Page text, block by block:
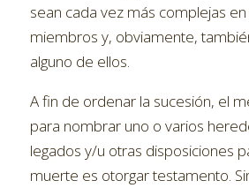
sean cada vez más complejas
miembros y, obviamente,
alguno de ellos.
A fin de ordenar la sucesión, el
para nombrar uno o varios
legados y/u otras disposiciones
muerte es otorgar testamento.